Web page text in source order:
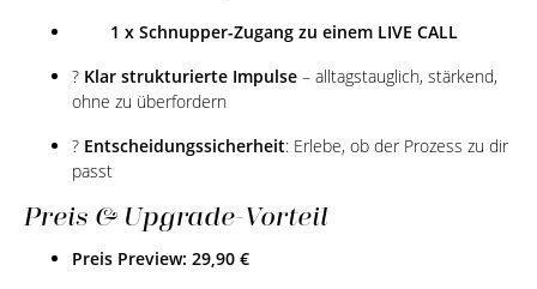
1 x Schnupper-Zugang zu einem LIVE CALL
? Klar strukturierte Impulse – alltagstauglich, stärkend,
ohne zu überfordern
? Entscheidungssicherheit: Erlebe, ob der Prozess zu dir
passt
Preis & Upgrade-Vorteil
Preis Preview: 29,90 €